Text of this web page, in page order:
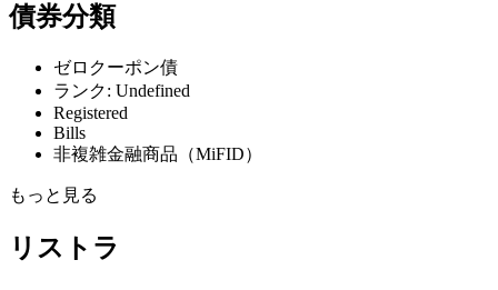
債券分類
ゼロクーポン債
ランク: Undefined
Registered
Bills
非複雑金融商品（MiFID）
もっと見る
リストラ